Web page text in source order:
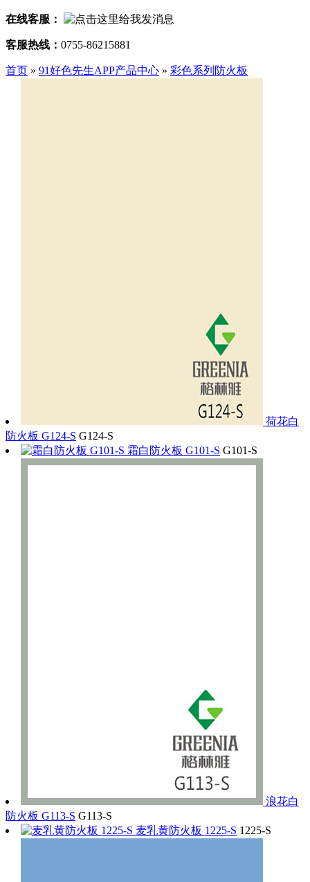
在线客服：
客服热线： 0755-86215881
首页 » 91好色先生APP产品中心 » 彩色系列防火板
荷花白
防火板 G124-S G124-S
霜白防火板 G101-S G101-S
浪花白
防火板 G113-S G113-S
麦乳黄防火板 1225-S 1225-S